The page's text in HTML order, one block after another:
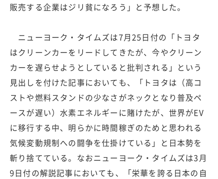
販売する企業はジリ貧になろう」と予想した。
ニューヨーク・タイムズは7月25日付の「トヨタ
はクリーンカーをリードしてきたが、今やクリーン
カーを遅らせようとしていると批判される」という
見出しを付けた記事においても、「トヨタは（高コ
ストや燃料スタンドの少なさがネックとなり普及ペ
ースが遅い）水素エネルギーに賭けたが、世界がEV
に移行する中、明らかに時間稼ぎのためと思われる
気候変動規制への闘争を仕掛けている」と日本勢を
斬り捨てている。なおニューヨーク・タイムズは3月
9日付の解説記事においても、「栄華を誇る日本の自